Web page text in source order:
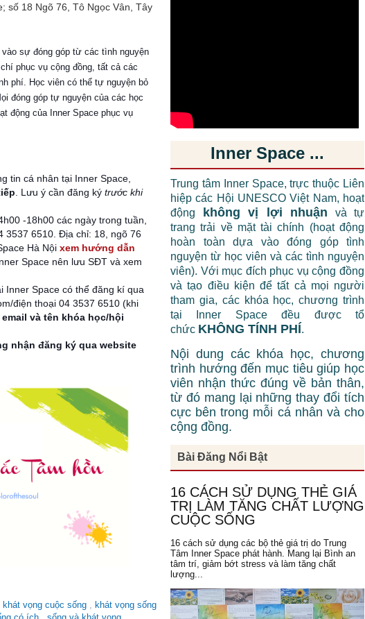
số 18 Ngõ 76, Tô Ngọc Vân, Tây
vào sự đóng góp từ các tình nguyện
phục vụ cộng đồng, tất cả các
phí. Học viên có thể tự nguyện bỏ
đóng góp tự nguyện của các học
động của Inner Space phục vụ
tin cá nhân tại Inner Space,
. Lưu ý cần đăng ký trước khi
-18h00 các ngày trong tuần,
3537 6510. Địa chỉ: 18, ngõ 76
Hà Nội xem hướng dẫn
Space nên lưu SĐT và xem
Inner Space có thể đăng kí qua
điện thoại 04 3537 6510 (khi
và tên khóa học/hội
nhận đăng ký qua website
khát vọng cuộc sống , khát vọng sống
Inner Space ...
Trung tâm Inner Space, trực thuộc Liên
hiệp các Hội UNESCO Việt Nam, hoạt
động
không vị lợi nhuận và tự
trang trải về mặt tài chính (hoạt động
hoàn toàn dựa vào đóng góp tình
nguyện từ học viên và các tình nguyện
viên). Với mục đích phục vụ cộng đồng
và tạo điều kiện để tất cả mọi người
tham gia, các khóa học, chương trình
tại Inner Space đều được tổ
chức KHÔNG TÍNH PHÍ.
Nội dung các khóa học, chương
trình hướng đến mục tiêu giúp học
viên nhận thức đúng về bản thân,
từ đó mang lại những thay đổi tích
cực bên trong mỗi cá nhân và cho
cộng đồng.
Bài Đăng Nổi Bật
16 CÁCH SỬ DỤNG THẺ GIÁ
TRỊ LÀM TĂNG CHẤT LƯỢNG
CUỘC SỐNG
16 cách sử dụng các bộ thẻ giá trị do Trung
Tâm Inner Space phát hành. Mang lại Bình an
tâm trí, giảm bớt stress và làm tăng chất
lượng...